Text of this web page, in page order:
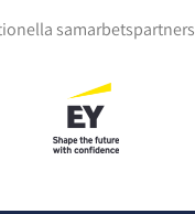
samarbetspartners